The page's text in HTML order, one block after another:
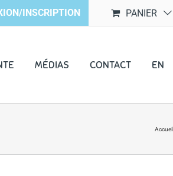
INSCRIPTION PANIER
MÉDIAS CONTACT EN
Accueil